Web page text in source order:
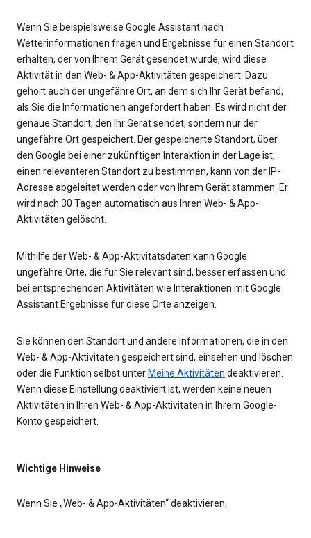
Wenn Sie beispielsweise Google Assistant nach
Wetterinformationen fragen und Ergebnisse für einen Standort
erhalten, der von Ihrem Gerät gesendet wurde, wird diese
Aktivität in den Web- & App-Aktivitäten gespeichert. Dazu
gehört auch der ungefähre Ort, an dem sich Ihr Gerät befand,
als Sie die Informationen angefordert haben. Es wird nicht der
genaue Standort, den Ihr Gerät sendet, sondern nur der
ungefähre Ort gespeichert. Der gespeicherte Standort, über
den Google bei einer zukünftigen Interaktion in der Lage ist,
einen relevanteren Standort zu bestimmen, kann von der IP-
Adresse abgeleitet werden oder von Ihrem Gerät stammen. Er
wird nach 30 Tagen automatisch aus Ihren Web- & App-
Aktivitäten gelöscht.
Mithilfe der Web- & App-Aktivitätsdaten kann Google
ungefähre Orte, die für Sie relevant sind, besser erfassen und
bei entsprechenden Aktivitäten wie Interaktionen mit Google
Assistant Ergebnisse für diese Orte anzeigen.
Sie können den Standort und andere Informationen, die in den
Web- & App-Aktivitäten gespeichert sind, einsehen und löschen
oder die Funktion selbst unter Meine Aktivitäten deaktivieren.
Wenn diese Einstellung deaktiviert ist, werden keine neuen
Aktivitäten in Ihren Web- & App-Aktivitäten in Ihrem Google-
Konto gespeichert.
Wichtige Hinweise
Wenn Sie „Web- & App-Aktivitäten“ deaktivieren,